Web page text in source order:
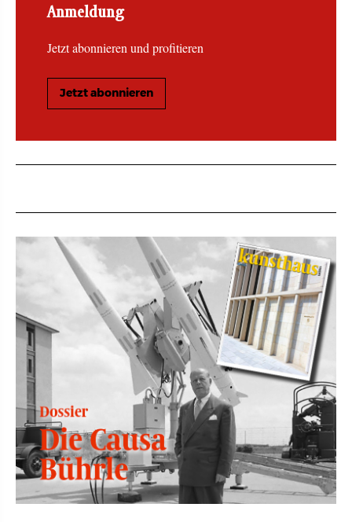
Anmeldung
Jetzt abonnieren und profitieren
Jetzt abonnieren